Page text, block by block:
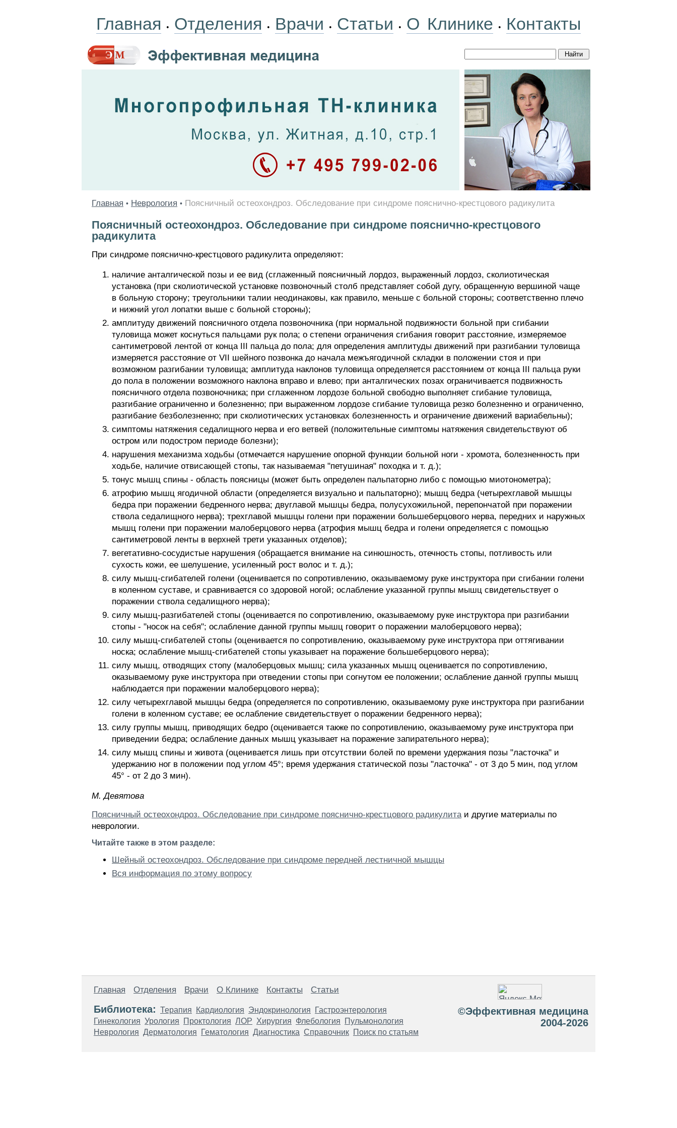
Главная • Отделения • Врачи • Статьи • О Клинике • Контакты
Главная • Неврология • Поясничный остеохондроз. Обследование при синдроме пояснично-крестцового радикулита
Поясничный остеохондроз. Обследование при синдроме пояснично-крестцового
радикулита
При синдроме пояснично-крестцового радикулита определяют:
наличие анталгической позы и ее вид (сглаженный поясничный лордоз, выраженный лордоз, сколиотическая
установка (при сколиотической установке позвоночный столб представляет собой дугу, обращенную вершиной чаще
в больную сторону; треугольники талии неодинаковы, как правило, меньше с больной стороны; соответственно плечо
и нижний угол лопатки выше с больной стороны);
амплитуду движений поясничного отдела позвоночника (при нормальной подвижности больной при сгибании
туловища может коснуться пальцами рук пола; о степени ограничения сгибания говорит расстояние, измеряемое
сантиметровой лентой от конца III пальца до пола; для определения амплитуды движений при разгибании туловища
измеряется расстояние от VII шейного позвонка до начала межъягодичной складки в положении стоя и при
возможном разгибании туловища; амплитуда наклонов туловища определяется расстоянием от конца III пальца руки
до пола в положении возможного наклона вправо и влево; при анталгических позах ограничивается подвижность
поясничного отдела позвоночника; при сглаженном лордозе больной свободно выполняет сгибание туловища,
разгибание ограниченно и болезненно; при выраженном лордозе сгибание туловища резко болезненно и ограниченно,
разгибание безболезненно; при сколиотических установках болезненность и ограничение движений вариабельны);
симптомы натяжения седалищного нерва и его ветвей (положительные симптомы натяжения свидетельствуют об
остром или подостром периоде болезни);
нарушения механизма ходьбы (отмечается нарушение опорной функции больной ноги - хромота, болезненность при
ходьбе, наличие отвисающей стопы, так называемая "петушиная" походка и т. д.);
тонус мышц спины - область поясницы (может быть определен пальпаторно либо с помощью миотонометра);
атрофию мышц ягодичной области (определяется визуально и пальпаторно); мышц бедра (четырехглавой мышцы
бедра при поражении бедренного нерва; двуглавой мышцы бедра, полусухожильной, перепончатой при поражении
ствола седалищного нерва); трехглавой мышцы голени при поражении большеберцового нерва, передних и наружных
мышц голени при поражении малоберцового нерва (атрофия мышц бедра и голени определяется с помощью
сантиметровой ленты в верхней трети указанных отделов);
вегетативно-сосудистые нарушения (обращается внимание на синюшность, отечность стопы, потливость или
сухость кожи, ее шелушение, усиленный рост волос и т. д.);
силу мышц-сгибателей голени (оценивается по сопротивлению, оказываемому руке инструктора при сгибании голени
в коленном суставе, и сравнивается со здоровой ногой; ослабление указанной группы мышц свидетельствует о
поражении ствола седалищного нерва);
силу мышц-разгибателей стопы (оценивается по сопротивлению, оказываемому руке инструктора при разгибании
стопы - "носок на себя"; ослабление данной группы мышц говорит о поражении малоберцового нерва);
силу мышц-сгибателей стопы (оценивается по сопротивлению, оказываемому руке инструктора при оттягивании
носка; ослабление мышц-сгибателей стопы указывает на поражение большеберцового нерва);
силу мышц, отводящих стопу (малоберцовых мышц; сила указанных мышц оценивается по сопротивлению,
оказываемому руке инструктора при отведении стопы при согнутом ее положении; ослабление данной группы мышц
наблюдается при поражении малоберцового нерва);
силу четырехглавой мышцы бедра (определяется по сопротивлению, оказываемому руке инструктора при разгибании
голени в коленном суставе; ее ослабление свидетельствует о поражении бедренного нерва);
силу группы мышц, приводящих бедро (оценивается также по сопротивлению, оказываемому руке инструктора при
приведении бедра; ослабление данных мышц указывает на поражение запирательного нерва);
силу мышц спины и живота (оценивается лишь при отсутствии болей по времени удержания позы "ласточка" и
удержанию ног в положении под углом 45°; время удержания статической позы "ласточка" - от 3 до 5 мин, под углом
45° - от 2 до 3 мин).
M. Дeвятoвa
Поясничный остеохондроз. Обследование при синдроме пояснично-крестцового радикулитаи другие материалы по
неврологии.
Читайте также в этом разделе:
Шейный остеохондроз. Обследование при синдроме передней лестничной мышцы
Вся информация по этому вопросу
Главная Отделения Врачи О Клинике Контакты Статьи
Библиотека: Терапия Кардиология Эндокринология
Гастроэнтерология
Гинекология Урология Проктология ЛОР Хирургия Флебология
Пульмонология
Неврология Дерматология Гематология Диагностика Справочник Поиск по статьям
©Эффективная медицина
2004-2026